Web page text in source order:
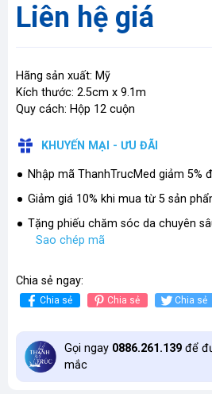
Liên hệ giá
Hãng sản xuất: Mỹ
Kích thước: 2.5cm x 9.1m
Quy cách: Hộp 12 cuộn
KHUYẾN MẠI - ƯU ĐÃI
Nhập mã ThanhTrucMed giảm 5%
Giảm giá 10% khi mua từ 5 sản
Tặng phiếu chăm sóc da chuyên
Sao chép mã
Chia sẻ ngay:
Chia sẻ Chia sẻ Chia sẻ
Gọi ngay 0886.261.139 để
mắc